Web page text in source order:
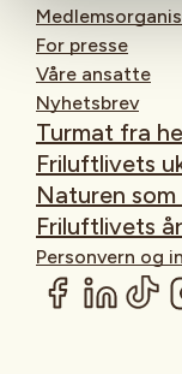
For presse
Våre ansatte
Nyhetsbrev
Turmat fra
Friluftlivets
Naturen
Friluftlivets
Personvern og